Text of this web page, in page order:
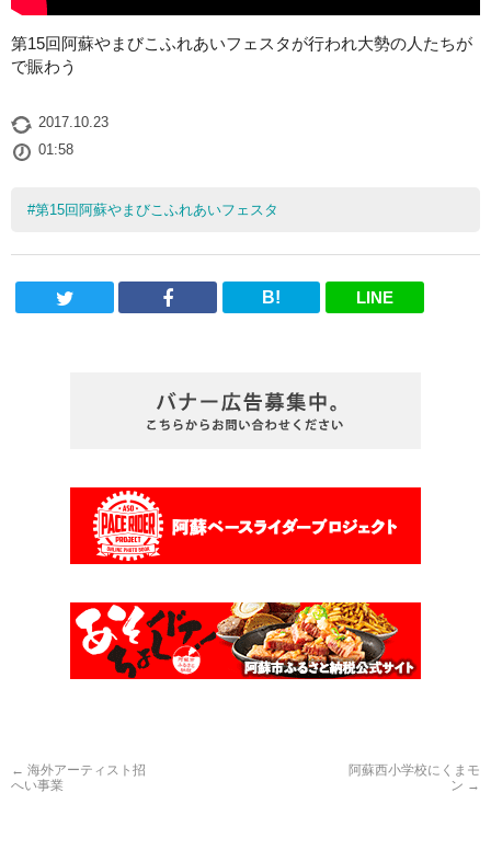
第15回阿蘇やまびこふれあいフェスタが行われ大勢の人たちが
で賑わう
2017.10.23
01:58
#第15回阿蘇やまびこふれあいフェスタ
B! LINE
← 海外アーティスト招
へい事業
阿蘇西小学校にくまモ
ン →